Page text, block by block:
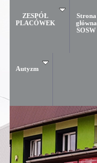
ZESPÓŁ
PLACÓWEK
Strona
główna
SOSW
Autyzm